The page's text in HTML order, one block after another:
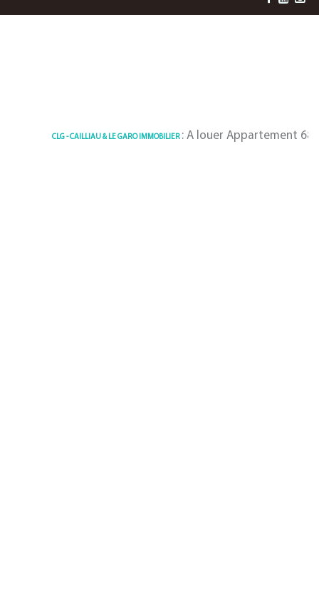
CLG - CAILLIAU & LE GARO IMMOBILIER : A louer Appartement 68.98 m²